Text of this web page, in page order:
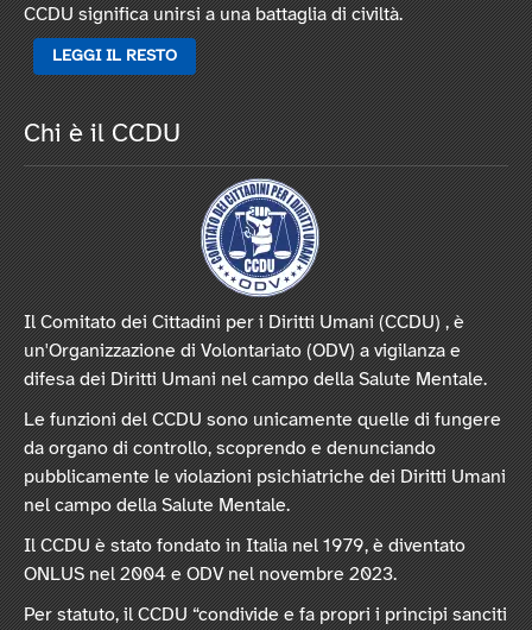
CCDU significa unirsi a una battaglia di civiltà.
LEGGI IL RESTO
Chi è il CCDU
Il Comitato dei Cittadini per i Diritti Umani (CCDU) , è
un'Organizzazione di Volontariato (ODV) a vigilanza e
difesa dei Diritti Umani nel campo della Salute Mentale.
Le funzioni del CCDU sono unicamente quelle di fungere
da organo di controllo, scoprendo e denunciando
pubblicamente le violazioni psichiatriche dei Diritti Umani
nel campo della Salute Mentale.
Il CCDU è stato fondato in Italia nel 1979, è diventato
ONLUS nel 2004 e ODV nel novembre 2023.
Per statuto, il CCDU “condivide e fa propri i principi sanciti